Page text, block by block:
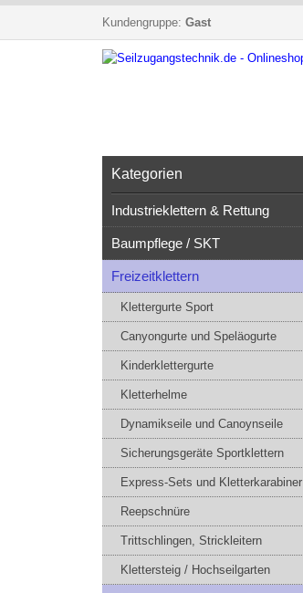
Kundengruppe: Gast
Kategorien
Industrieklettern & Rettung
Baumpflege / SKT
Freizeitklettern
Klettergurte Sport
Canyongurte und Speläogurte
Kinderklettergurte
Kletterhelme
Dynamikseile und Canoynseile
Sicherungsgeräte Sportklettern
Express-Sets und Kletterkarabiner
Reepschnüre
Trittschlingen, Strickleitern
Klettersteig / Hochseilgarten